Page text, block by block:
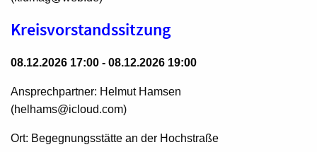
Kreisvorstandssitzung
08.12.2026 17:00 - 08.12.2026 19:00
Ansprechpartner: Helmut Hamsen
(helhams@icloud.com)
Ort: Begegnungsstätte an der Hochstraße